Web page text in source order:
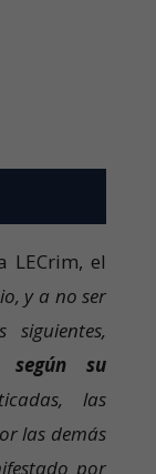
LECrim, el
y a no ser
según su
las
las demás
por